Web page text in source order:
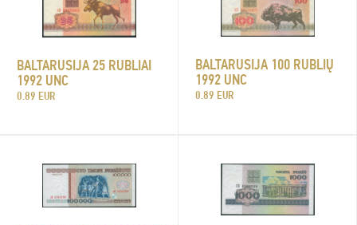
BALTARUSIJA 25 RUBLIAI
1992 UNC
0.89 EUR
BALTARUSIJA 100 RUBLIŲ
1992 UNC
0.89 EUR